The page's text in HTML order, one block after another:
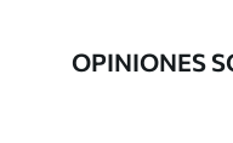
Adicionalmente
OPINIONES